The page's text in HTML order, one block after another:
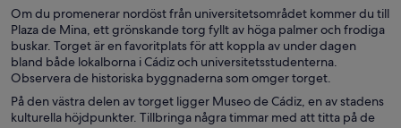
Om du promenerar nordöst från universitetsområdet kommer du till
Plaza de Mina, ett grönskande torg fyllt av höga palmer och frodiga
buskar. Torget är en favoritplats för att koppla av under dagen
bland både lokalborna i Cádiz och universitetsstudenterna.
Observera de historiska byggnaderna som omger torget.
På den västra delen av torget ligger Museo de Cádiz, en av stadens
kulturella höjdpunkter. Tillbringa några timmar med att titta på de